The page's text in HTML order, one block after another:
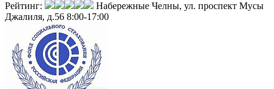
Рейтинг:
Набережные Челны, ул. проспект Мусы
Джалиля, д.56 8:00-17:00